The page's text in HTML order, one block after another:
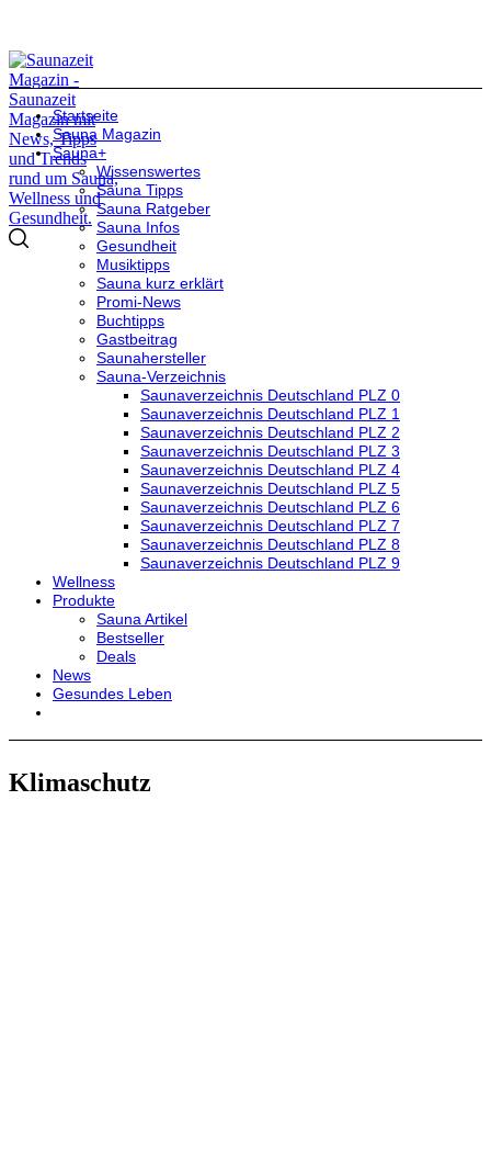
Startseite
Sauna Magazin
Sauna+
Wissenswertes
Sauna Tipps
Sauna Ratgeber
Sauna Infos
Gesundheit
Musiktipps
Sauna kurz erklärt
Promi-News
Buchtipps
Gastbeitrag
Saunahersteller
Sauna-Verzeichnis
Saunaverzeichnis Deutschland PLZ 0
Saunaverzeichnis Deutschland PLZ 1
Saunaverzeichnis Deutschland PLZ 2
Saunaverzeichnis Deutschland PLZ 3
Saunaverzeichnis Deutschland PLZ 4
Saunaverzeichnis Deutschland PLZ 5
Saunaverzeichnis Deutschland PLZ 6
Saunaverzeichnis Deutschland PLZ 7
Saunaverzeichnis Deutschland PLZ 8
Saunaverzeichnis Deutschland PLZ 9
Wellness
Produkte
Sauna Artikel
Bestseller
Deals
News
Gesundes Leben
Klimaschutz